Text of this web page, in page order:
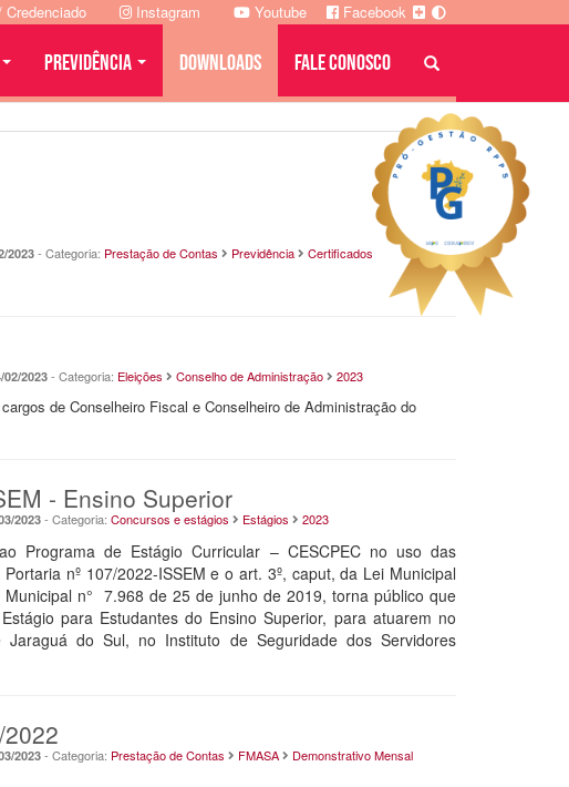
2023 - Categoria: Prestação de Contas Previdência Certificados
02/2023 - Categoria: Eleições Conselho de Administração 2023
de Conselheiro Fiscal e Conselheiro de Administração do
- Ensino Superior
2023 - Categoria: Concursos e estágios Estágios 2023
Programa de Estágio Curricular – CESCPEC no uso das
nº 107/2022-ISSEM e o art. 3º, caput, da Lei Municipal
n° 7.968 de 25 de junho de 2019, torna público que
para Estudantes do Ensino Superior, para atuarem no
do Sul, no Instituto de Seguridade dos Servidores
2023 - Categoria: Prestação de Contas FMASA
Demonstrativo Mensal
Credenciado Instagram Youtube Facebook
PREVIDÊNCIA DOWNLOADS FALE CONOSCO